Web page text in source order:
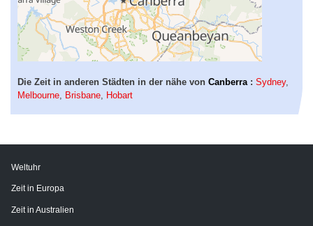
Die Zeit in anderen Städten in der nähe von Canberra: Sydney,
Melbourne, Brisbane, Hobart
Weltuhr
Zeit in Europa
Zeit in Australien